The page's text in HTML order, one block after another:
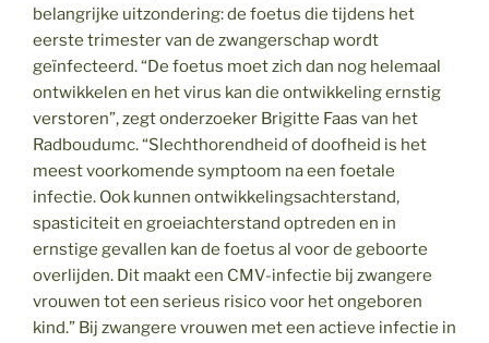
belangrijke uitzondering: de foetus die tijdens het
eerste trimester van de zwangerschap wordt
geïnfecteerd. “De foetus moet zich dan nog helemaal
ontwikkelen en het virus kan die ontwikkeling ernstig
verstoren”, zegt onderzoeker Brigitte Faas van het
Radboudumc. “Slechthorendheid of doofheid is het
meest voorkomende symptoom na een foetale
infectie. Ook kunnen ontwikkelingsachterstand,
spasticiteit en groeiachterstand optreden en in
ernstige gevallen kan de foetus al voor de geboorte
overlijden. Dit maakt een CMV-infectie bij zwangere
vrouwen tot een serieus risico voor het ongeboren
kind.” Bij zwangere vrouwen met een actieve infectie in